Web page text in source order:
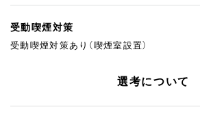
受動喫煙対策
受動喫煙対策あり（喫煙室設置）
選考について